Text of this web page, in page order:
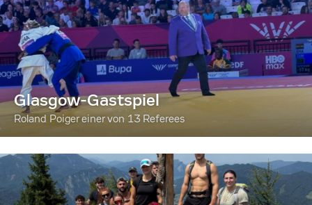
Glasgow-Gastspiel
Roland Poiger einer von 13 Referees